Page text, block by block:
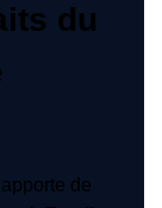
du
de